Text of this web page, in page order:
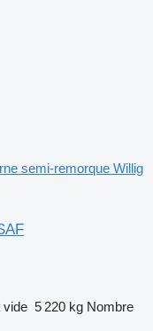
semi-remorque Willig
vide 5 220 kg Nombre